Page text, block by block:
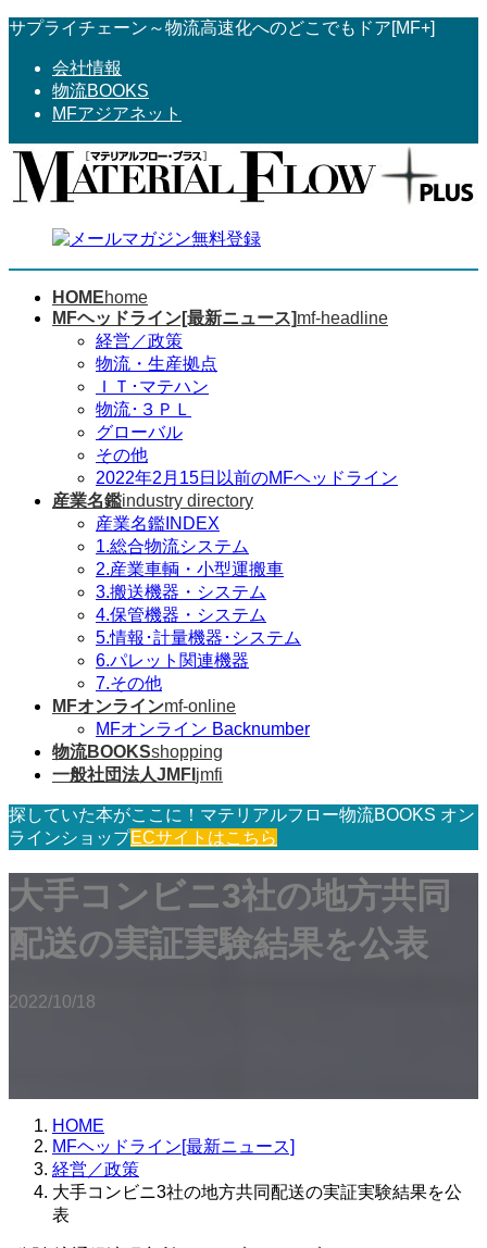
コ
へ
ス
ナ
ョ
ン
サプライチェーン～物流高速化へのどこでもドア[MF+]
会社情報
物流BOOKS
MFアジアネット
HOMEhome
MFヘッドライン[最新ニュース]mf-headline
経営／政策
物流・生産拠点
ＩＴ･マテハン
物流･３ＰＬ
グローバル
その他
2022年2月15日以前のMFヘッドライン
産業名鑑industry directory
産業名鑑INDEX
1.総合物流システム
2.産業車輌・小型運搬車
3.搬送機器・システム
4.保管機器・システム
5.情報･計量機器･システム
6.パレット関連機器
7.その他
MFオンラインmf-online
MFオンライン Backnumber
物流BOOKSshopping
一般社団法人JMFI jmfi
探していた本がここに！マテリアルフロー物流BOOKS オン
ラインショップECサイトはこちら
大手コンビニ3社の地方共同
配送の実証実験結果を公表
2022/10/18
HOME
MFヘッドライン[最新ニュース]
経営／政策
大手コンビニ3社の地方共同配送の実証実験結果を公
表